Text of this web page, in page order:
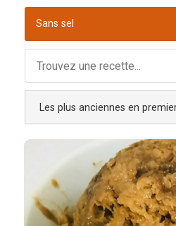
Sans gluten
Sans lactose
Sauces et accompagnements
Végétarien
Viandes
Sans sel